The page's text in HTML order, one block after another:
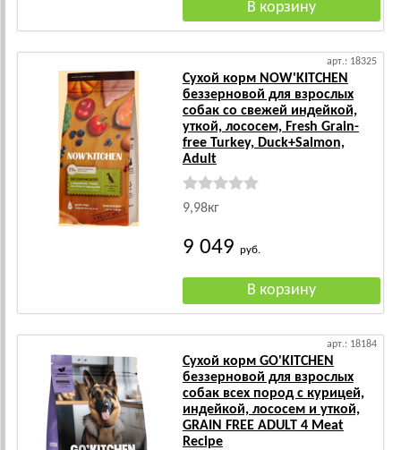
арт.: 18325
Сухой корм NOW'KITCHEN
беззерновой для взрослых
собак со свежей индейкой,
уткой, лососем, Fresh Grain-
free Turkey, Duck+Salmon,
Adult
9,98кг
9 049 руб.
арт.: 18184
Сухой корм GO'KITCHEN
беззерновой для взрослых
собак всех пород с курицей,
индейкой, лососем и уткой,
GRAIN FREE ADULT 4 Meat
Recipe